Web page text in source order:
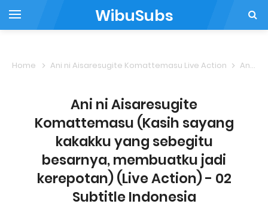
WibuSubs
Home Ani ni Aisaresugite Komattemasu Live Action Ani ni Aisaresugite Komattemasu (Kasih sayang kakakku yang sebegitu besarnya, membuatku jadi kerepotan) (Live Action) - 02 Subtitle Indonesia
Ani ni Aisaresugite
Komattemasu (Kasih sayang
kakakku yang sebegitu
besarnya, membuatku jadi
kerepotan) (Live Action) - 02
Subtitle Indonesia